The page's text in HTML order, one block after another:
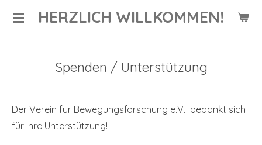
Zum
HERZLICH WILLKOMMEN!
Spenden / Unterstützung
Der Verein für Bewegungsforschung e.V. bedankt sich
für Ihre Unterstützung!